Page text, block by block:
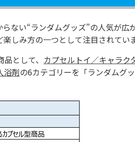
ない“ランダムグッズ”の人気が広
しみ方の一つとして注目されていま
として、 カプセルトイ／キャラク
浴剤の6カテゴリーを「ランダムグ